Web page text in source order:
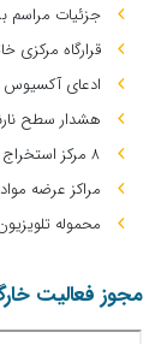
جزئیات مراسم
قرارگاه مرکزی
ادعای آکسیوس
هشدار سطح
۸ مرکز استخراج رمز ارز در عسلویه متلاشی شد
مراکز عرضه
محموله
مجوز فعالیت